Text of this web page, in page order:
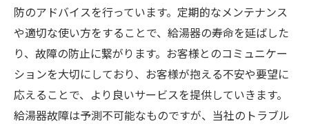
防のアドバイスを行っています。定期的なメンテナンス
や適切な使い方をすることで、給湯器の寿命を延ばした
り、故障の防止に繋がります。お客様とのコミュニケー
ションを大切にしており、お客様が抱える不安や要望に
応えることで、より良いサービスを提供していきます。
給湯器故障は予測不可能なものですが、当社のトラブル